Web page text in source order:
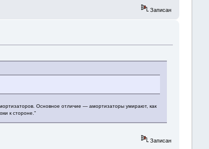
Записан
Основное отличие — амортизаторы умирают, как
к стороне."
Записан